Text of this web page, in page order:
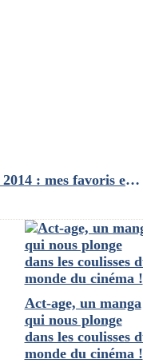
Cérémonie des Césars 2014 : mes favoris et mes pronostics
Act-age, un manga
qui nous plonge
dans les coulisses
monde du cinéma !